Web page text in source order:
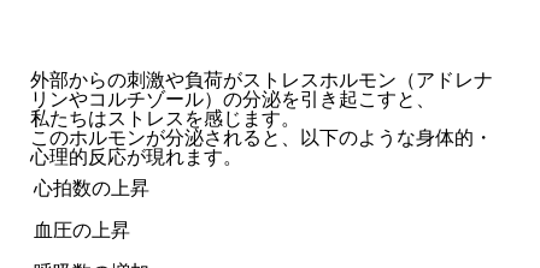
外部からの刺激や負荷がストレスホルモン（アドレナ
リンやコルチゾール）の分泌を引き起こすと、
私たちはストレスを感じます。
このホルモンが分泌されると、以下のような身体的・
心理的反応が現れます。
心拍数の上昇
血圧の上昇